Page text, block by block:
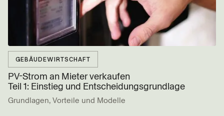
PV-Strom an Mieter verkaufen
Teil 1: Einstieg und Entscheidungs­grundlage
GEBÄUDEWIRTSCHAFT
Grundlagen, Vorteile und Modelle